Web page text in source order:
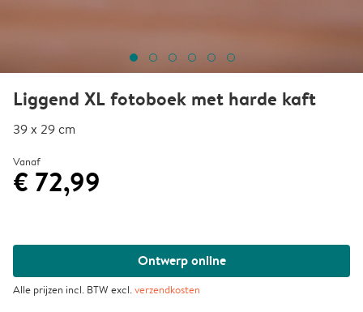
Liggend XL fotoboek met harde kaft
39 x 29 cm
Vanaf
€ 72,99
Ontwerp online
Alle prijzen incl. BTW excl.verzendkosten